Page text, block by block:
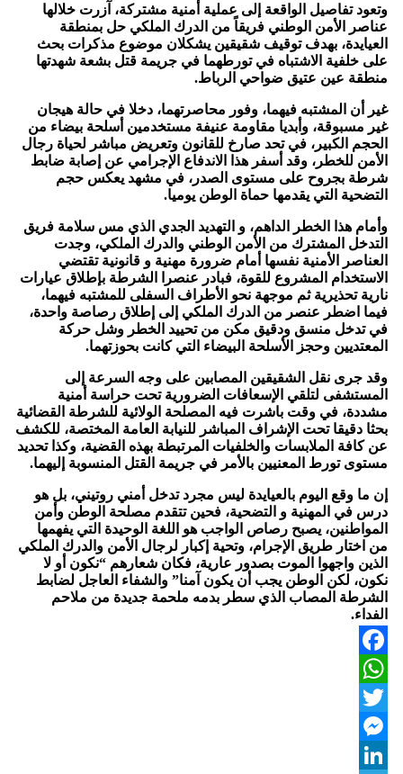
وتعود تفاصيل الواقعة إلى عملية أمنية مشتركة، آزرت خلالها
عناصر الأمن الوطني فريقاً من الدرك الملكي حل بمنطقة
العيايدة، بهدف توقيف شقيقين يشكلان موضوع مذكرات بحث
على خلفية الاشتباه في تورطهما في جريمة قتل بشعة شهدتها
منطقة عين عتيق ضواحي الرباط.
غير أن المشتبه فيهما، وفور محاصرتهما، دخلا في حالة هيجان
غير مسبوقة، وأبديا مقاومة عنيفة مستخدمين أسلحة بيضاء من
الحجم الكبير، في تحد صارخ للقانون وتعريض مباشر لحياة رجال
الأمن للخطر، وقد أسفر هذا الاندفاع الإجرامي عن إصابة ضابط
شرطة بجروح على مستوى الصدر، في مشهد يعكس حجم
التضحية التي يقدمها حماة الوطن يوميا.
وأمام هذا الخطر الداهم، و التهديد الجدي الذي مس سلامة فريق
التدخل المشترك من الأمن الوطني والدرك الملكي، وجدت
العناصر الأمنية نفسها أمام ضرورة مهنية و قانونية تقتضي
الاستخدام المشروع للقوة، فبادر عنصرا الشرطة بإطلاق عيارات
نارية تحذيرية ثم موجهة نحو الأطراف السفلى للمشتبه فيهما،
فيما اضطر عنصر من الدرك الملكي إلى إطلاق رصاصة واحدة،
في تدخل منسق ودقيق مكن من تحييد الخطر وشل حركة
المعتديين وحجز الأسلحة البيضاء التي كانت بحوزتهما.
وقد جرى نقل الشقيقين المصابين على وجه السرعة إلى
المستشفى لتلقي الإسعافات الضرورية تحت حراسة أمنية
مشددة، في وقت باشرت فيه المصلحة الولائية للشرطة القضائية
بحثا دقيقا تحت الإشراف المباشر للنيابة العامة المختصة، للكشف
عن كافة الملابسات والخلفيات المرتبطة بهذه القضية، وكذا تحديد
مستوى تورط المعنيين بالأمر في جريمة القتل المنسوبة إليهما.
إن ما وقع اليوم بالعيايدة ليس مجرد تدخل أمني روتيني، بل هو
درس في المهنية و التضحية، فحين تتقدم مصلحة الوطن وأمن
المواطنين، يصبح رصاص الواجب هو اللغة الوحيدة التي يفهمها
من اختار طريق الإجرام، وتحية إكبار لرجال الأمن والدرك الملكي
الذين واجهوا الموت بصدور عارية، فكان شعارهم “نكون أو لا
نكون، لكن الوطن يجب أن يكون آمنا” والشفاء العاجل لضابط
الشرطة المصاب الذي سطر بدمه ملحمة جديدة من ملاحم
الفداء.
Facebook
WhatsApp
Twitter
Messenger